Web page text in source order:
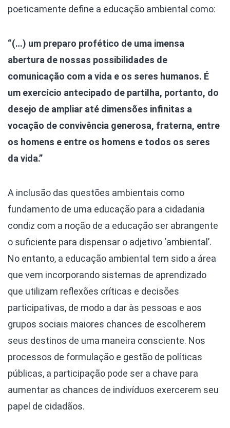
poeticamente define a educação ambiental como:
“(…) um preparo profético de uma imensa
abertura de nossas possibilidades de
comunicação com a vida e os seres humanos. É
um exercício antecipado de partilha, portanto, do
desejo de ampliar até dimensões infinitas a
vocação de convivência generosa, fraterna, entre
os homens e entre os homens e todos os seres
da vida.”
A inclusão das questões ambientais como
fundamento de uma educação para a cidadania
condiz com a noção de a educação ser abrangente
o suficiente para dispensar o adjetivo ‘ambiental’.
No entanto, a educação ambiental tem sido a área
que vem incorporando sistemas de aprendizado
que utilizam reflexões críticas e decisões
participativas, de modo a dar às pessoas e aos
grupos sociais maiores chances de escolherem
seus destinos de uma maneira consciente. Nos
processos de formulação e gestão de políticas
públicas, a participação pode ser a chave para
aumentar as chances de indivíduos exercerem seu
papel de cidadãos.